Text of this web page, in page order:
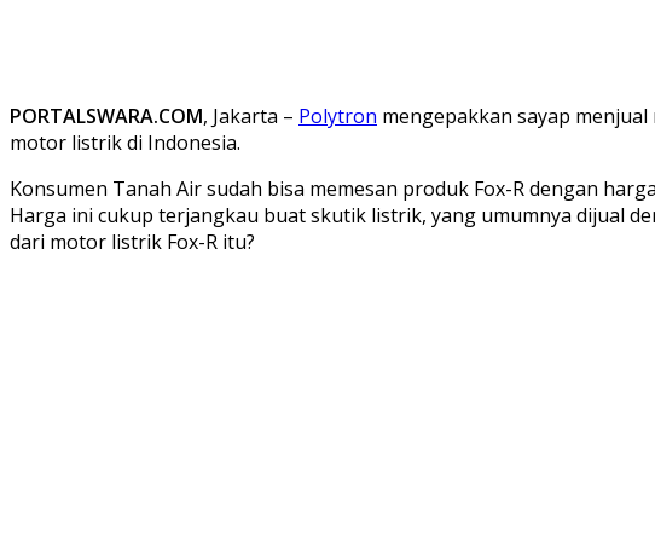
PORTALSWARA.COM, Jakarta – Polytron mengepakkan sayap
motor listrik di Indonesia.
Konsumen Tanah Air sudah bisa memesan produk Fox-R dengan
Harga ini cukup terjangkau buat skutik listrik, yang umumnya dijual
dari motor listrik Fox-R itu?